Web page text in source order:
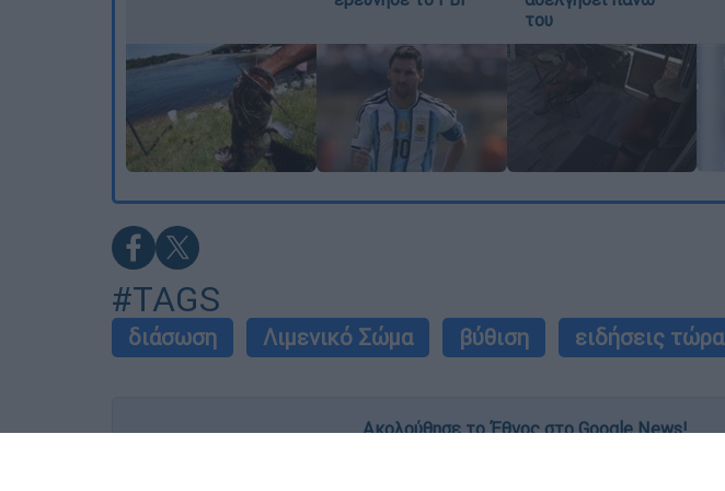
του
#TAGS
διάσωση Λιμενικό Σώμα βύθιση ειδήσεις τώρα
Ακολούθησε το Έθνος στο Google News!